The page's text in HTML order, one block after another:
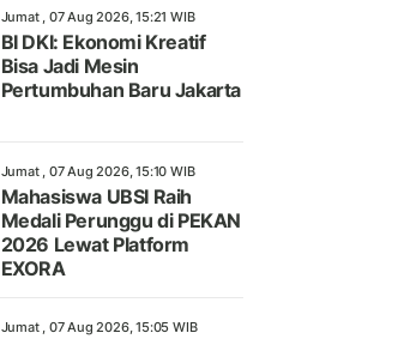
Jumat , 07 Aug 2026, 15:21 WIB
BI DKI: Ekonomi Kreatif
Bisa Jadi Mesin
Pertumbuhan Baru Jakarta
Jumat , 07 Aug 2026, 15:10 WIB
Mahasiswa UBSI Raih
Medali Perunggu di PEKAN
2026 Lewat Platform
EXORA
Jumat , 07 Aug 2026, 15:05 WIB